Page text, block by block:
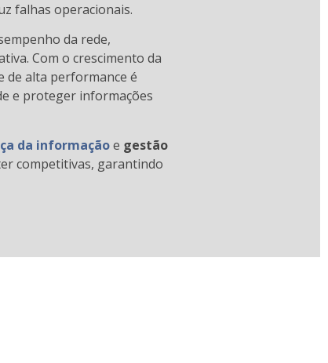
falhas operacionais.
da rede,
Com o crescimento da
de alta performance é
e proteger informações
da informaçãoe gestão
competitivas, garantindo